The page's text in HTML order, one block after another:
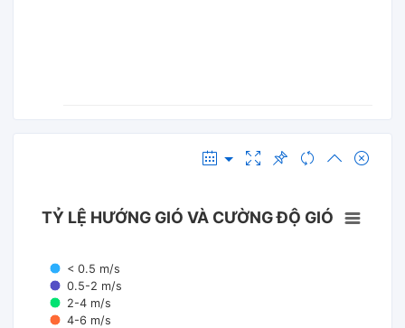
TỶ LỆ HƯỚNG GIÓ VÀ CƯỜNG ĐỘ GIÓ
< 0.5 m/s
0.5-2 m/s
2-4 m/s
4-6 m/s